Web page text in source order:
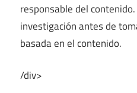
responsable del
investigación antes de
basada en el contenido.
/div>